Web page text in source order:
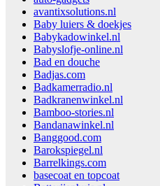
avantixsolutions.nl
Baby luiers & doekjes
Babykadowinkel.nl
Babyslofje-online.nl
Bad en douche
Badjas.com
Badkamerradio.nl
Badkranenwinkel.nl
Bamboo-stories.nl
Bandanawinkel.nl
Banggood.com
Barokspiegel.nl
Barrelkings.com
basecoat en topcoat